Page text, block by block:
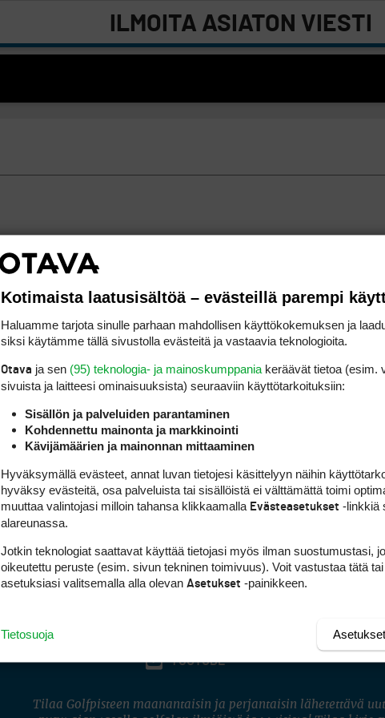
ILMOITA ASIATON VIESTI
INSTAGRAM
YOUTUBE
Tilaa Golfpisteen maanantaisin ja perjantaisin lähetettävä
Kotimaista laatusisältöä – evästeillä parempi
Haluamme tarjota sinulle parhaan mahdollisen käyttökokemuksen ja
siksi käytämme tällä sivustolla evästeitä ja vastaavia teknologioita.
Otava ja sen (95) teknologia- ja mainoskumppania keräävät tietoa (esim.
sivuista ja laitteesi ominaisuuk­sista) seuraaviin käyttötarkoituksiin:
Sisällön ja palveluiden parantaminen
Kohdennettu mainonta ja markkinointi
Kävijämäärien ja mainonnan mittaaminen
Hyväksymällä evästeet, annat luvan tietojesi käsittelyyn näihin
hyväksy evästeitä, osa palveluista tai sisällöistä ei välttämättä toimi
muuttaa valintojasi milloin tahansa klikkaamalla Evästeasetukset -linkkiä
alareunassa.
Jotkin teknologiat saattavat käyttää tietojasi myös ilman suostumustasi,
oikeutettu peruste (esim. sivun tekninen toimivuus). Voit vastustaa tätä
asetuksiasi valitsemalla alla olevan Asetukset -painikkeen.
Asetukset
Tietosuoja